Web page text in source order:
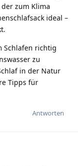
zum Klima
ideal –
Schlafen richtig
zu
in der Natur
Tipps für
Antworten